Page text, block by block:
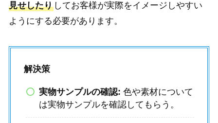
見せしたりしてお客様が実際をイメージしやすい
ようにする必要があります。
解決策
実物サンプルの確認: 色や素材について
は実物サンプルを確認してもらう。